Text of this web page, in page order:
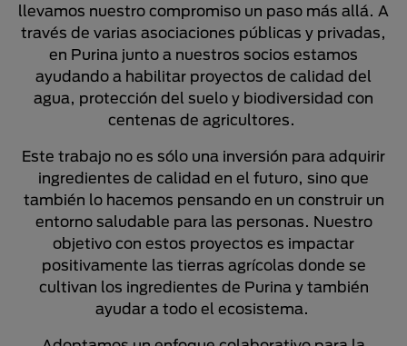
llevamos nuestro compromiso un paso más allá. A
través de varias asociaciones públicas y privadas,
en Purina junto a nuestros socios estamos
ayudando a habilitar proyectos de calidad del
agua, protección del suelo y biodiversidad con
centenas de agricultores.
Este trabajo no es sólo una inversión para adquirir
ingredientes de calidad en el futuro, sino que
también lo hacemos pensando en un construir un
entorno saludable para las personas. Nuestro
objetivo con estos proyectos es impactar
positivamente las tierras agrícolas donde se
cultivan los ingredientes de Purina y también
ayudar a todo el ecosistema.